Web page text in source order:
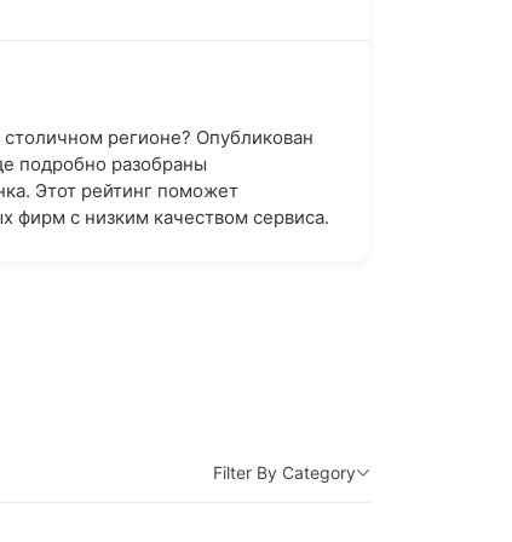
регионе? Опубликован
подробно разобраны
Этот рейтинг поможет
фирм с низким качеством сервиса.
Filter By Category